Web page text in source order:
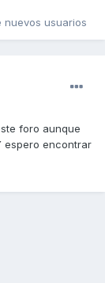
nuevos usuarios
foro aunque
espero encontrar